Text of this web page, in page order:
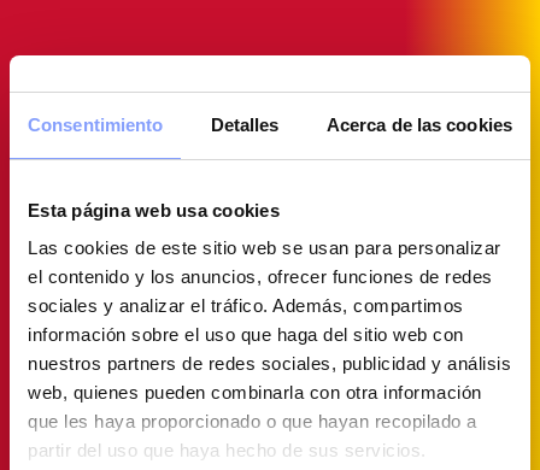
Consentimiento Detalles Acerca de las cookies
Esta página web usa cookies
Las cookies de este sitio web se usan para personalizar
el contenido y los anuncios, ofrecer funciones de redes
sociales y analizar el tráfico. Además, compartimos
información sobre el uso que haga del sitio web con
nuestros partners de redes sociales, publicidad y análisis
web, quienes pueden combinarla con otra información
que les haya proporcionado o que hayan recopilado a
partir del uso que haya hecho de sus servicios.